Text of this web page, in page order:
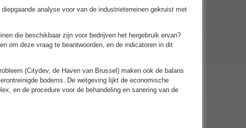
analyse voor van de industrieterreinen gekruist met
die beschikbaar zijn voor bedrijven het hergebruik ervan?
om deze vraag te beantwoorden, en de indicatoren in dit
(Citydev, de Haven van Brussel) maken ook de balans
bodems. De wetgeving lijkt de economische
en de procedure voor de behandeling en sanering van de